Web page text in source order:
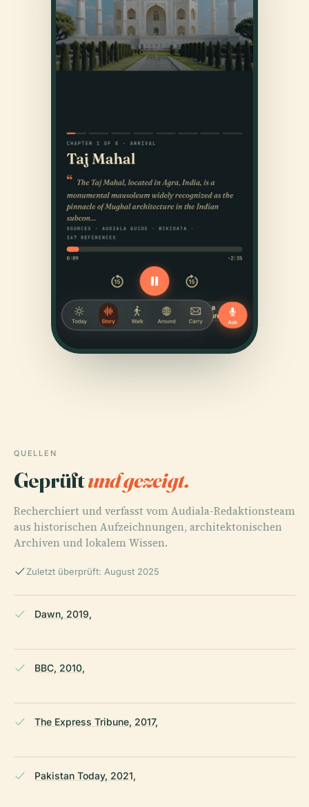
QUELLEN
Geprüftund gezeigt.
Recherchiert und verfasst vom Audiala-Redaktionsteam
aus historischen Aufzeichnungen, architektonischen
Archiven und lokalem Wissen.
Zuletzt überprüft: August 2025
Dawn, 2019,
BBC, 2010,
The Express Tribune, 2017,
Pakistan Today, 2021,